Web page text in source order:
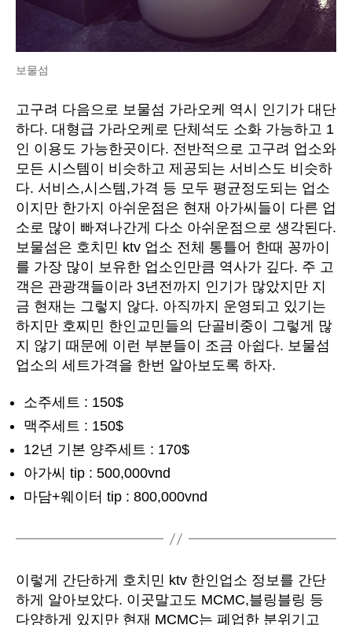
보물섬
고구려 다음으로 보물섬 가라오케 역시 인기가 대단
하다. 대형급 가라오케로 단체석도 소화 가능하고 1
인 이용도 가능한곳이다. 전반적으로 고구려 업소와
모든 시스템이 비슷하고 제공되는 서비스도 비슷하
다. 서비스,시스템,가격 등 모두 평균정도되는 업소
이지만 한가지 아쉬운점은 현재 아가씨들이 다른 업
소로 많이 빠져나간게 다소 아쉬운점으로 생각된다.
보물섬은 호치민 ktv 업소 전체 통틀어 한때 꽁까이
를 가장 많이 보유한 업소인만큼 역사가 깊다. 주 고
객은 관광객들이라 3년전까지 인기가 많았지만 지
금 현재는 그렇지 않다. 아직까지 운영되고 있기는
하지만 호찌민 한인교민들의 단골비중이 그렇게 많
지 않기 때문에 이런 부분들이 조금 아쉽다. 보물섬
업소의 세트가격을 한번 알아보도록 하자.
소주세트 : 150$
맥주세트 : 150$
12년 기본 양주세트 : 170$
아가씨 tip : 500,000vnd
마담+웨이터 tip : 800,000vnd
이렇게 간단하게 호치민 ktv 한인업소 정보를 간단
하게 알아보았다. 이곳말고도 MCMC,블링블링 등
다양하게 있지만 현재 MCMC는 폐업한 분위기고